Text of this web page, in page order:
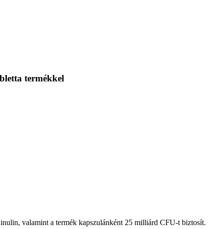
termékkel
valamint a termék kapszulánként 25 milliárd CFU-t biztosít.